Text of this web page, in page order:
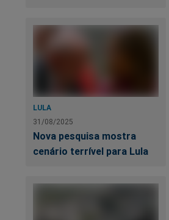
LULA
31/08/2025
Nova pesquisa mostra
cenário terrível para Lula